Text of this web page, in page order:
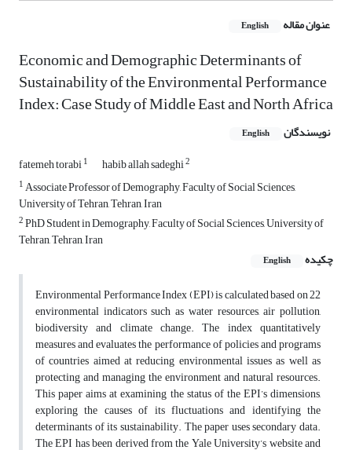
عنوان مقاله English
Economic and Demographic Determinants of
Sustainability of the Environmental Performance
Index: Case Study of Middle East and North Africa
نویسندگان English
fatemeh torabi1 habib allah sadeghi2
1Associate Professor of Demography, Faculty of Social Sciences,
University of Tehran, Tehran, Iran
2PhD Student in Demography, Faculty of Social Sciences, University of
Tehran, Tehran, Iran
چکیده
English
Environmental Performance Index (EPI) is calculated based on 22
environmental indicators such as water resources, air pollution,
biodiversity and climate change. The index quantitatively
measures and evaluates the performance of policies and programs
of countries aimed at reducing environmental issues as well as
protecting and managing the environment and natural resources.
This paper aims at examining the status of the EPI’s dimensions,
exploring the causes of its fluctuations and identifying the
determinants of its sustainability. The paper uses secondary data.
The EPI has been derived from the Yale University’s website and